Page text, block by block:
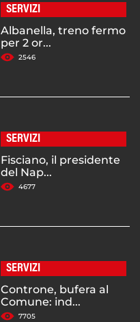
SERVIZI
Albanella, treno fermo
per 2 or...
2546
SERVIZI
Fisciano, il presidente
del Nap...
4677
SERVIZI
Controne, bufera al
Comune: ind...
7705